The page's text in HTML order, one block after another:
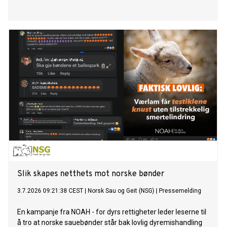
Slik skapes netthets mot norske bønder
3.7.2026 09:21:38 CEST Norsk Sau og Geit (NSG) Pressemelding
En kampanje fra NOAH - for dyrs rettigheter leder leserne til
å tro at norske sauebønder står bak lovlig dyremishandling